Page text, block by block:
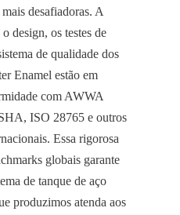
desafiadoras. A
design, os testes de
de qualidade dos
Enamel estão em
com AWWA
ISO 28765 e outros
Essa rigorosa
globais garante
de tanque de aço
produzimos atenda aos